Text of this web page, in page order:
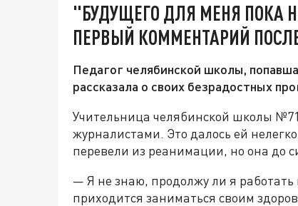
"БУДУЩЕГО ДЛЯ МЕНЯ ПОКА
ПЕРВЫЙ КОММЕНТАРИЙ
Педагог челябинской школы,
рассказала о своих безрадостных
Учительница челябинской школы
журналистами. Это далось ей
перевели из реанимации, но она до
— Я не знаю, продолжу ли я
приходится заниматься своим